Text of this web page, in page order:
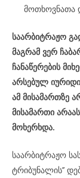
მოთხოვნათა
საარბიტრაჟო
მაგრამ ვერ
ჩანაწერების
არსებულ
ამ მისამართზე
მისამართი
მოხერხდა.
საარბიტრაჟო
ტრიბუნალის’’